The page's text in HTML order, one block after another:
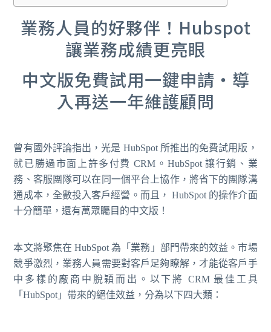
業務人員的好夥伴！Hubspot
讓業務成績更亮眼
中文版免費試用一鍵申請・導
入再送一年維護顧問
曾有國外評論指出，光是 HubSpot 所推出的免費試用版，
就已勝過市面上許多付費 CRM。HubSpot 讓行銷、業
務、客服團隊可以在同一個平台上協作，將省下的團隊溝
通成本，全數投入客戶經營。而且， HubSpot 的操作介面
十分簡單，還有萬眾矚目的中文版！
本文將聚焦在 HubSpot 為「業務」部門帶來的效益。市場
競爭激烈，業務人員需要對客戶足夠瞭解，才能從客戶手
中多樣的廠商中脫穎而出。以下將 CRM 最佳工具
「HubSpot」帶來的絕佳效益，分為以下四大類：